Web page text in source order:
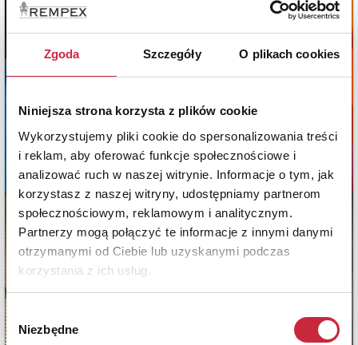
Zgoda Szczegóły O plikach cookies
Niniejsza strona korzysta z plików cookie
Wykorzystujemy pliki cookie do spersonalizowania treści
i reklam, aby oferować funkcje społecznościowe i
analizować ruch w naszej witrynie. Informacje o tym, jak
korzystasz z naszej witryny, udostępniamy partnerom
społecznościowym, reklamowym i analitycznym.
Partnerzy mogą połączyć te informacje z innymi danymi
otrzymanymi od Ciebie lub uzyskanymi podczas
korzystania z ich usług.
Wybór
zgody
Niezbędne